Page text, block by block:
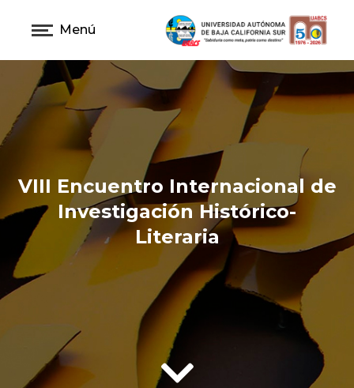
Menú
VIII Encuentro Internacional de
Investigación Histórico-
Literaria